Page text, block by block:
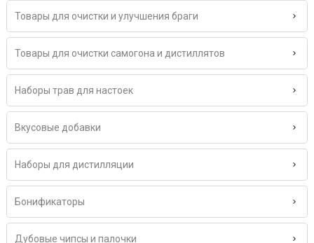
Товары для очистки и улучшения браги
Товары для очистки самогона и дистиллятов
Наборы трав для настоек
Вкусовые добавки
Наборы для дистилляции
Бонификаторы
Дубовые чипсы и палочки